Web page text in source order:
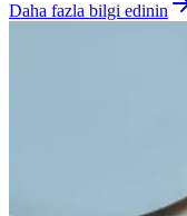
Daha fazla bilgi edinin